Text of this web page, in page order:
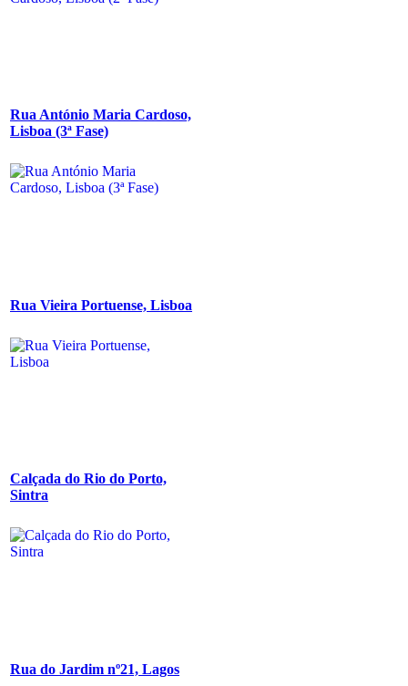
Rua António Maria Cardoso,
Lisboa (3ª Fase)
Rua Vieira Portuense, Lisboa
Calçada do Rio do Porto,
Sintra
Rua do Jardim nº21, Lagos